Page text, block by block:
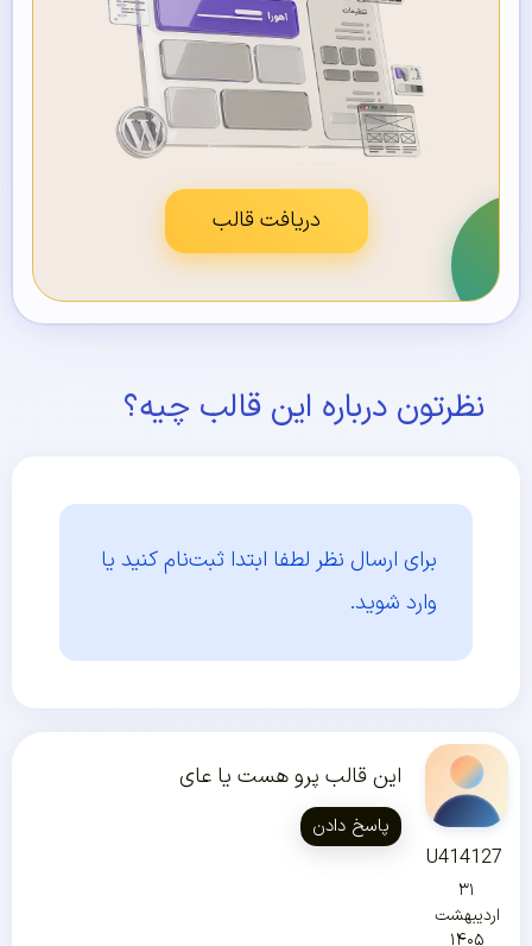
دریافت قالب
نظرتون درباره این قالب چیه؟
برای ارسال نظر لطفا ابتدا ثبت‌نام کنید یا
وارد شوید.
U414127
۳۱
اردیبهشت
این قالب پرو هست یا عای
پاسخ دادن